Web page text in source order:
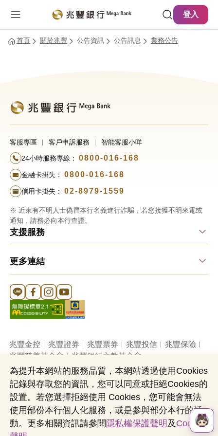
登入
首頁 關於兆豐 公告資訊 公告訊息 業務公告
客服專區 客戶申訴服務 智能客服小咩
24小時服務專線： 0800-016-168
金融卡掛失： 0800-016-168
信用卡掛失： 02-8979-1559
※ 近來有不明人士偽冒本行名義進行詐騙，若您接獲不明來電或
通知，請務必向本行查證。
支援服務
更多連結
Line 官方帳號
FB 官方帳號
Instagram 官方帳號
YouTube 官方帳號
兆豐金控 兆豐證券 兆豐票券 兆豐投信
兆豐保險
兆豐慈善基金會
兆豐銀行文教基金會
網站導覽 法定公開揭露事項
機構投資人盡職治理
隱私權聲明
共同行銷專區 國內外幣清算
營業人：兆豐國際商業銀行股份有限公司
營利事業統一編號：03705903
為提升本網站的服務品質，本網站透過使用Cookies
記錄與存取您的資訊，您可以同意或拒絕Cookies的
設置。若您選擇拒絕使用 Cookies，您可能會無法
使用部份本行個人化服務，或是參與部分本行的活
動。更多相關資訊請參閱 隱私權保護聲明 及 Cookies